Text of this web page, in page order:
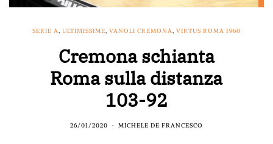
SERIE A, ULTIMISSIME, VANOLI CREMONA, VIRTUS ROMA 1960
Cremona schianta
Roma sulla distanza
103-92
26/01/2020 MICHELE DE FRANCESCO